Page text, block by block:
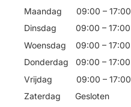
Maandag 09:00 – 17:00
Dinsdag 09:00 – 17:00
Woensdag 09:00 – 17:00
Donderdag 09:00 – 17:00
Vrijdag 09:00 – 17:00
Zaterdag Gesloten